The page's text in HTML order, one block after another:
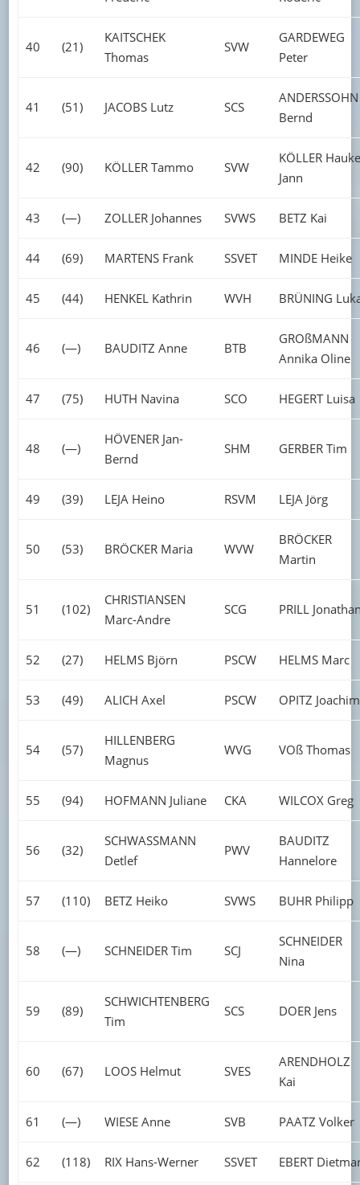
40 (21)
KAITSCHEK
Thomas
SVW
GARDEWEG
Peter
41 (51) JACOBS Lutz SCS
ANDERSSOHN
Bernd
42 (90) KÖLLER Tammo SVW
KÖLLER Hauke
Jann
43 (—) ZOLLER Johannes SVWS BETZ Kai
44 (69) MARTENS Frank SSVET MINDE Heike
45 (44) HENKEL Kathrin WVH BRÜNING
46 (—) BAUDITZ Anne BTB
GROßMANN
Annika Oline
47 (75) HUTH Navina SCO HEGERT Luisa
48 (—)
HÖVENER Jan-
Bernd
SHM GERBER Tim
49 (39) LEJA Heino RSVM LEJA Jörg
50 (53) BRÖCKER Maria WVW
BRÖCKER
Martin
51 (102)
CHRISTIANSEN
Marc-Andre
SCG PRILL
52 (27) HELMS Björn PSCW HELMS Marc
53 (49) ALICH Axel PSCW OPITZ Joachim
54 (57)
HILLENBERG
Magnus
WVG VOß Thomas
55 (94) HOFMANN Juliane CKA WILCOX Greg
56 (32)
SCHWASSMANN
Detlef
PWV
BAUDITZ
Hannelore
57 (110) BETZ Heiko SVWS BUHR Philipp
58 (—) SCHNEIDER Tim SCJ
SCHNEIDER
Nina
59 (89)
SCHWICHTENBERG
Tim
SCS DOER Jens
60 (67) LOOS Helmut SVES
ARENDHOLZ
Kai
61 (—) WIESE Anne SVB PAATZ Volker
62 (118) RIX Hans-Werner SSVET EBERT